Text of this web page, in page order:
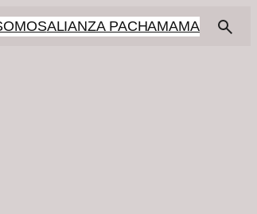
ALIANZA PACHAMAMA